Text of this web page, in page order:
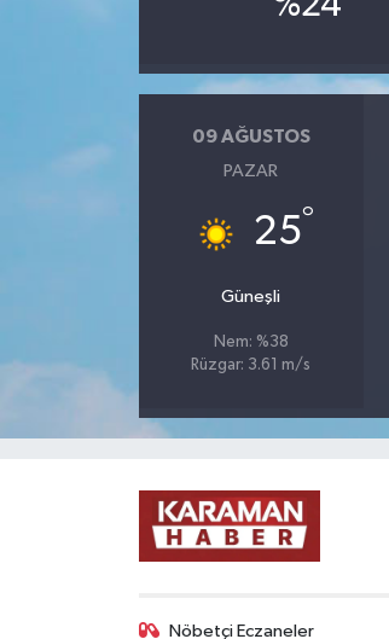
09 AĞUSTOS
PAZAR
25°
Güneşli
Nem: %38
Rüzgar: 3.61 m/s
Nöbetçi Eczaneler